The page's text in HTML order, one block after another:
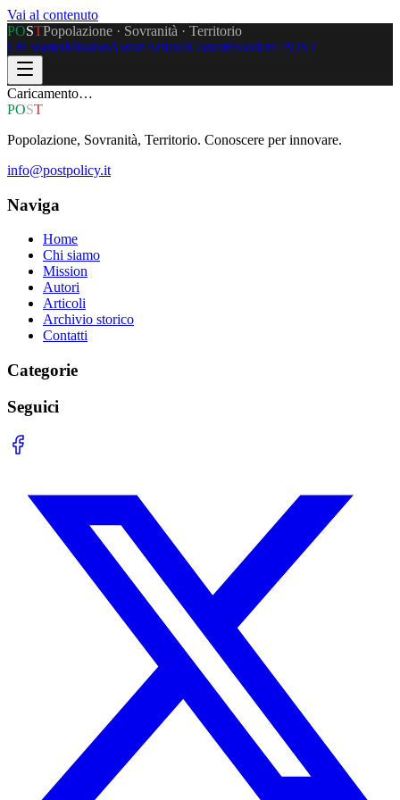
Vai al contenuto
POSTPopolazione · Sovranità · Territorio
Chi siamoMissionAutoriArticoliContattiSostieni POST
Caricamento…
POST
Popolazione, Sovranità, Territorio. Conoscere per innovare.
info@postpolicy.it
Naviga
Home
Chi siamo
Mission
Autori
Articoli
Archivio storico
Contatti
Categorie
Seguici